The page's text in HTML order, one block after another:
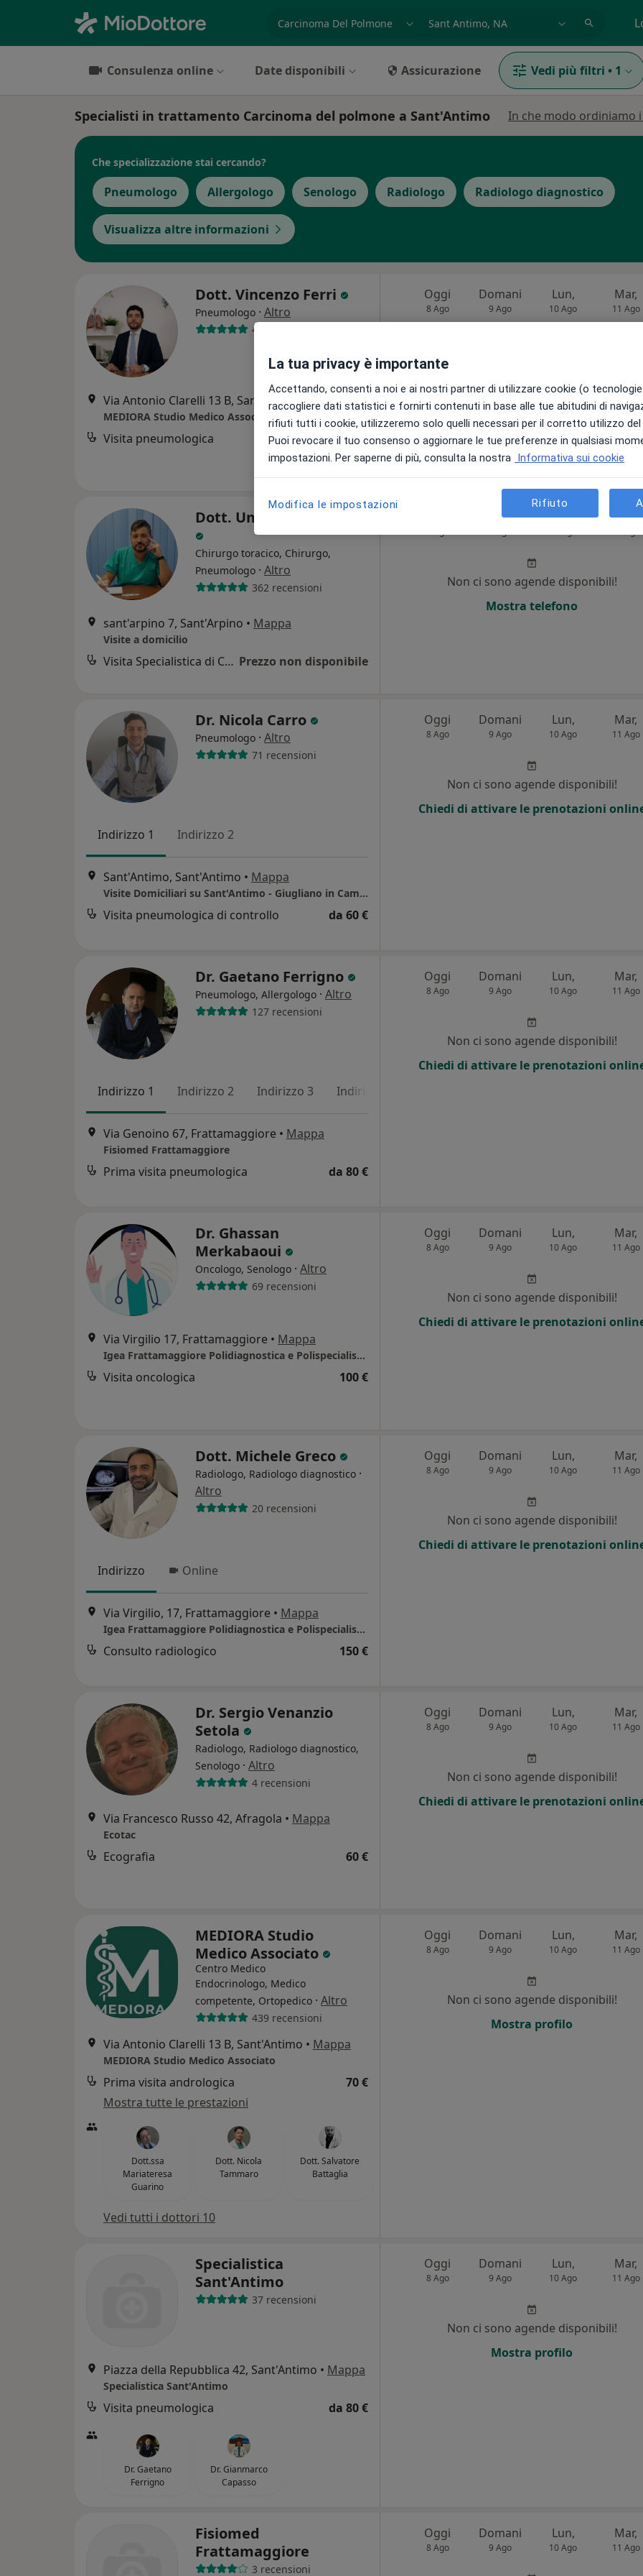
Consulenza online Date disponibili Assicurazione Vedi più filtri • 1
Specialisti in trattamento Carcinoma del polmone a Sant'Antimo In che modo ordiniamo
Che specializzazione stai cercando?
Pneumologo Allergologo Senologo Radiologo Radiologo diagnostico
Visualizza altre informazioni
Dott. Vincenzo Ferri
Pneumologo · Altro
40 recensioni
Via Antonio Clarelli 13 B, Sant'Antimo •Mappa
MEDIORA Studio Medico Associato
Visita pneumologica 80 €
Oggi
8 Ago
Domani
9 Ago
Lun,
10 Ago
Mar,
11 Ago
Non ci sono agende disponibili!
Chiedi di attivare le prenotazioni online
Dott. Umberto Di Serio
Chirurgo toracico, Chirurgo,
Pneumologo · Altro
362 recensioni
sant'arpino 7, Sant'Arpino • Mappa
Visite a domicilio
Visita Specialistica di Chirurgia Toracica Prezzo non disponibile
Domani Lun, Mar,
Non ci sono agende disponibili!
Mostra telefono
Dr. Nicola Carro
Pneumologo · Altro
71 recensioni
Indirizzo 1 Indirizzo 2
Sant'Antimo, Sant'Antimo • Mappa
Visite Domiciliari su Sant'Antimo - Giugliano in Campania - Aversa - Frattamaggiore - Grumo Nevano
Visita pneumologica di controllo da 60 €
Oggi
8 Ago
Domani
9 Ago
Lun,
10 Ago
Mar,
11 Ago
Non ci sono agende disponibili!
Chiedi di attivare le prenotazioni
Dr. Gaetano Ferrigno
Pneumologo, Allergologo · Altro
127 recensioni
Indirizzo 1 Indirizzo 2 Indirizzo 3 Indirizzo 4
Via Genoino 67, Frattamaggiore • Mappa
Fisiomed Frattamaggiore
Prima visita pneumologica da 80 €
Oggi
8 Ago
Domani
9 Ago
Lun,
10 Ago
Mar,
11 Ago
Non ci sono agende disponibili!
Chiedi di attivare le prenotazioni
Dr. Ghassan
Merkabaoui
Oncologo, Senologo · Altro
69 recensioni
Via Virgilio 17, Frattamaggiore • Mappa
Igea Frattamaggiore Polidiagnostica e Polispecialistica
Visita oncologica 100 €
Oggi
8 Ago
Domani
9 Ago
Lun,
10 Ago
Mar,
11 Ago
Non ci sono agende disponibili!
Chiedi di attivare le prenotazioni
Dott. Michele Greco
Radiologo, Radiologo diagnostico ·
Altro
20 recensioni
Indirizzo Online
Via Virgilio, 17, Frattamaggiore • Mappa
Igea Frattamaggiore Polidiagnostica e Polispecialistica
Consulto radiologico 150 €
Oggi
8 Ago
Domani
9 Ago
Lun,
10 Ago
Mar,
11 Ago
Non ci sono agende disponibili!
Chiedi di attivare le prenotazioni
Dr. Sergio Venanzio
Setola
Radiologo, Radiologo diagnostico,
Senologo · Altro
4 recensioni
Via Francesco Russo 42, Afragola • Mappa
Ecotac
Ecografia 60 €
Oggi
8 Ago
Domani
9 Ago
Lun,
10 Ago
Mar,
11 Ago
Non ci sono agende disponibili!
Chiedi di attivare le prenotazioni
MEDIORA Studio
Medico Associato
Centro Medico
Endocrinologo, Medico
competente, Ortopedico · Altro
439 recensioni
Via Antonio Clarelli 13 B, Sant'Antimo • Mappa
MEDIORA Studio Medico Associato
Prima visita andrologica
70 €
Mostra tutte le prestazioni
Dott.ssa
Mariateresa
Guarino
Dott. Nicola
Tammaro
Dott. Salvatore
Battaglia
Vedi tutti i dottori 10
Oggi
8 Ago
Domani
9 Ago
Lun,
10 Ago
Mar,
11 Ago
Non ci sono agende disponibili!
Mostra profilo
Specialistica
Sant'Antimo
37 recensioni
Piazza della Repubblica 42, Sant'Antimo • Mappa
Specialistica Sant'Antimo
Visita pneumologica da 80 €
Dr. Gaetano
Ferrigno
Dr. Gianmarco
Capasso
Oggi
8 Ago
Domani
9 Ago
Lun,
10 Ago
Mar,
11 Ago
Non ci sono agende disponibili!
Mostra profilo
Fisiomed
Frattamaggiore
3 recensioni
Oggi
8 Ago
Domani
9 Ago
Lun,
10 Ago
Mar,
11 Ago
La tua privacy è importante
Accettando, consenti a noi e ai nostri partner di utilizzare cookie (o
raccogliere dati statistici e fornirti contenuti in base alle tue abitudini di
rifiuti tutti i cookie, utilizzeremo solo quelli necessari per il corretto utilizzo
Puoi revocare il tuo consenso o aggiornare le tue preferenze in qualsiasi
impostazioni. Per saperne di più, consulta la nostra Informativa sui cookie
Modifica le impostazioni Rifiuto